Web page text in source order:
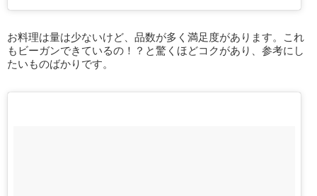
お料理は量は少ないけど、品数が多く満足度があります。これ
もビーガンできているの！？と驚くほどコクがあり、参考にし
たいものばかりです。